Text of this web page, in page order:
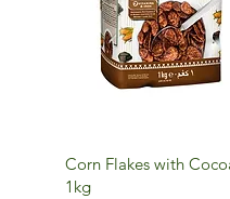
Corn Flakes with
1kg